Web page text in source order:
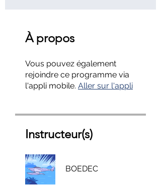
À propos
Vous pouvez également
rejoindre ce programme via
l'appli mobile. Aller sur l'appli
Instructeur(s)
BOEDEC